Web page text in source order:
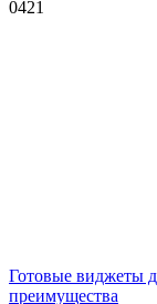
0421
Готовые виджеты
преимущества